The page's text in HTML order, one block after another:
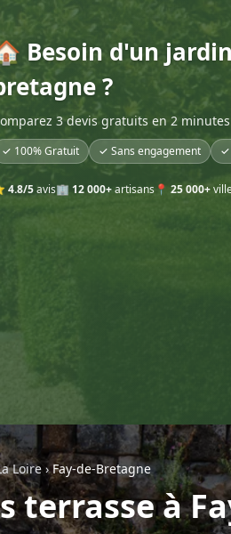
Besoin d'un
?
3 devis gratuits en 2
✓ 100% Gratuit ✓ Sans engagement ✓
4.8/5avis🏢 12 000+artisans 📍 25 000+
Loire ›Fay-de-Bretagne
terrasse à